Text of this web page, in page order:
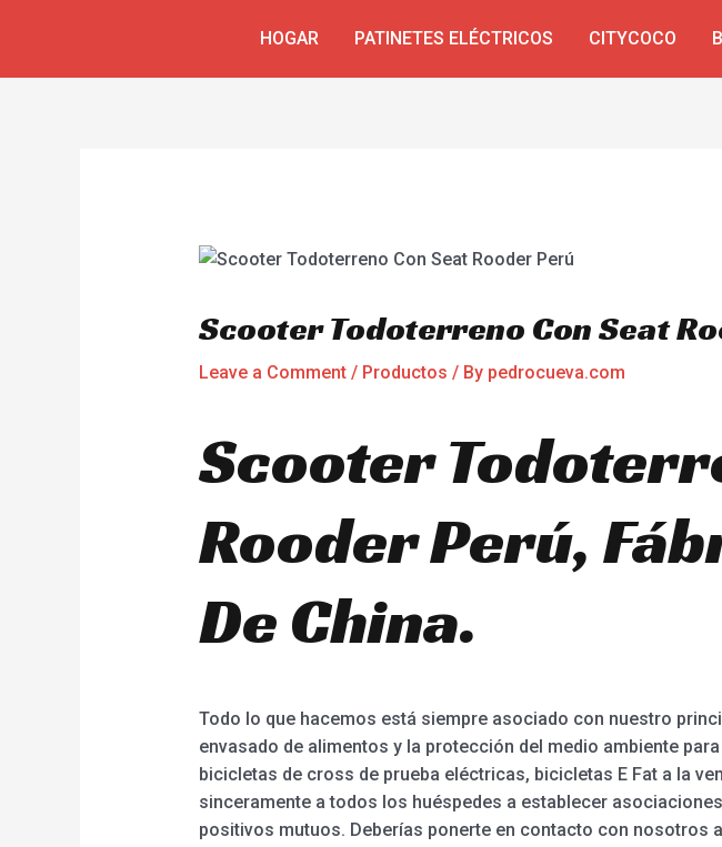
HOGAR PATINETES ELÉCTRICOS CITYCOCO
Scooter Todoterreno Con Seat
Leave a Comment / Productos / By pedrocueva.com
Scooter
Rooder Perú,
De China.
Todo lo que hacemos está siempre asociado con nuestro
envasado de alimentos y la protección del medio ambiente
bicicletas de cross de prueba eléctricas, bicicletas E Fat a la
sinceramente a todos los huéspedes a establecer
positivos mutuos. Deberías ponerte en contacto con nosotros